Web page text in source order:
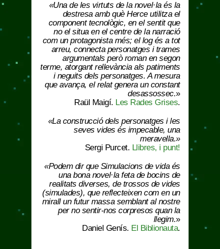
«Una de les virtuts de la novel·la és la
destresa amb què Herce utilitza el
component tecnològic, en el sentit que
no el situa en el centre de la narració
com un protagonista més; el log és a tot
arreu, connecta personatges i trames
argumentals però roman en segon
terme, atorgant rellevància als patiments
i neguits dels personatges. A mesura
que avança, el relat genera un constant
desassossec.»
Raül Maigí. Les Rades Grises.
«La construcció dels personatges i les
seves vides és impecable, una
meravella.»
Sergi Purcet. Llibres, i punt!
«Podem dir que Simulacions de vidaés
una bona novel·la feta de bocins de
realitats diverses, de trossos de vides
(simulades), que reflecteixen com en un
mirall un futur massa semblant al nostre
per no sentir-nos corpresos quan la
llegim.»
Daniel Genís. El Biblionauta.